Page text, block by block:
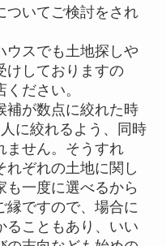
ついてご検討をされ
ウスでも土地探しや
けしておりますの
ださい。
補が数点に絞れた時
に絞れるよう、同時
ません。そうすれ
れぞれの土地に関し
も一度に選べるから
縁ですので、場合に
ることもあり、いい